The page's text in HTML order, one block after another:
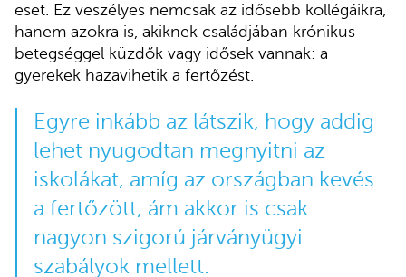
eset. Ez veszélyes nemcsak az idősebb kollégáikra,
hanem azokra is, akiknek családjában krónikus
betegséggel küzdők vagy idősek vannak: a
gyerekek hazavihetik a fertőzést.
Egyre inkább az látszik, hogy addig
lehet nyugodtan megnyitni az
iskolákat, amíg az országban kevés
a fertőzött, ám akkor is csak
nagyon szigorú járványügyi
szabályok mellett.